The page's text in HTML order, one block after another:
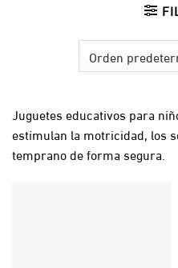
Juguetes educativos para
estimulan la motricidad, los
temprano de forma segura.